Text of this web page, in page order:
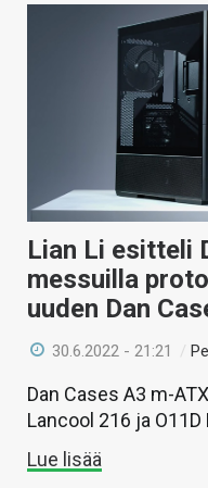
Lian Li esitteli
messuilla
uuden Dan
30.6.2022 - 21:21 /
Dan Cases A3 m-
Lancool 216 ja O11D
Lue lisää